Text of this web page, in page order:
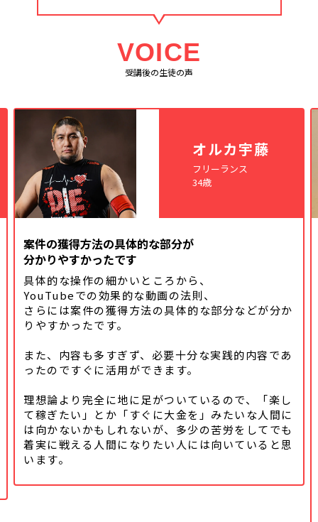
VOICE
受講後の生徒の声
オルカ宇藤
フリーランス
34歳
案件の獲得方法の具体的な部分が
分かりやすかったです
具体的な操作の細かいところから、
YouTubeでの効果的な動画の法則、
さらには案件の獲得方法の具体的な部分などが分か
りやすかったです。
また、内容も多すぎず、必要十分な実践的内容であ
ったのですぐに活用ができます。
理想論より完全に地に足がついているので、「楽し
て稼ぎたい」とか「すぐに大金を」みたいな人間に
は向かないかもしれないが、多少の苦労をしてでも
着実に戦える人間になりたい人には向いていると思
います。